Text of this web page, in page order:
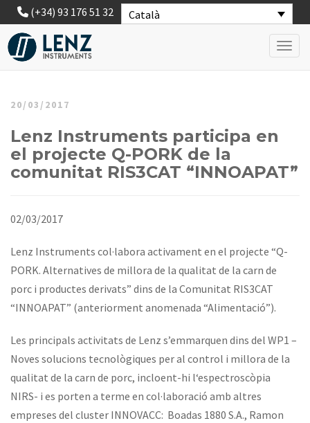
Català
(+34) 93 176 51 32
20/03/2017
Lenz Instruments participa en
el projecte Q-PORK de la
comunitat RIS3CAT “INNOAPAT”
02/03/2017
Lenz Instruments col·labora activament en el projecte “Q-
PORK. Alternatives de millora de la qualitat de la carn de
porc i productes derivats” dins de la Comunitat RIS3CAT
“INNOAPAT” (anteriorment anomenada “Alimentació”).
Les principals activitats de Lenz s’emmarquen dins del WP1 –
Noves solucions tecnològiques per al control i millora de la
qualitat de la carn de porc, incloent-hi l‘espectroscòpia
NIRS- i es porten a terme en col·laboració amb altres
empreses del cluster INNOVACC: Boadas 1880 S.A., Ramon